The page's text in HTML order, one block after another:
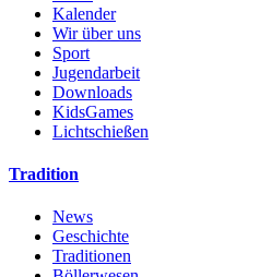
Kalender
Wir über uns
Sport
Jugendarbeit
Downloads
KidsGames
Lichtschießen
Tradition
News
Geschichte
Traditionen